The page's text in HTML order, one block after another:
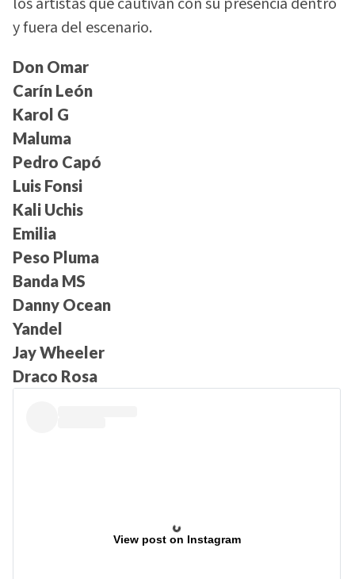
y fuera del escenario.
Don Omar
Carín León
Karol G
Maluma
Pedro Capó
Luis Fonsi
Kali Uchis
Emilia
Peso Pluma
Banda MS
Danny Ocean
Yandel
Jay Wheeler
Draco Rosa
View post on Instagram